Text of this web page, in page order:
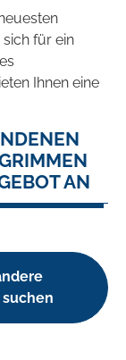
für ein
Ihnen eine
AN
suchen